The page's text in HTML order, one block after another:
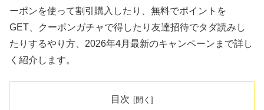
ーポンを使って割引購入したり、無料でポイントを
GET、クーポンガチャで得したり友達招待でタダ読みし
たりするやり方、2026年4月最新のキャンペーンまで詳し
く紹介します。
目次